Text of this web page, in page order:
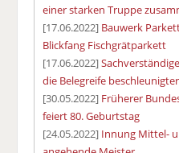
einer starken Truppe
[17.06.2022] Bauwerk
Blickfang Fischgrätparkett
[17.06.2022]
die Belegreife
[30.05.2022] Früherer
feiert 80. Geburtstag
[24.05.2022] Innung Mittel-